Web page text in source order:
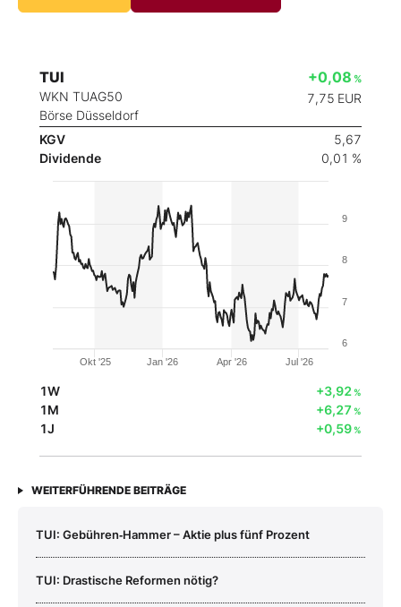
TUI
WKN TUAG50
Börse Düsseldorf
+0,08 %
7,75 EUR
KGV
5,67
Dividende
0,01 %
Okt '25 Jan '26 Apr '26 Jul '26
6
7
8
9
1W +3,92%
1M +6,27 %
1J +0,59%
WEITERFÜHRENDE BEITRÄGE
TUI: Gebühren‑Hammer – Aktie plus fünf Prozent
TUI: Drastische Reformen nötig?